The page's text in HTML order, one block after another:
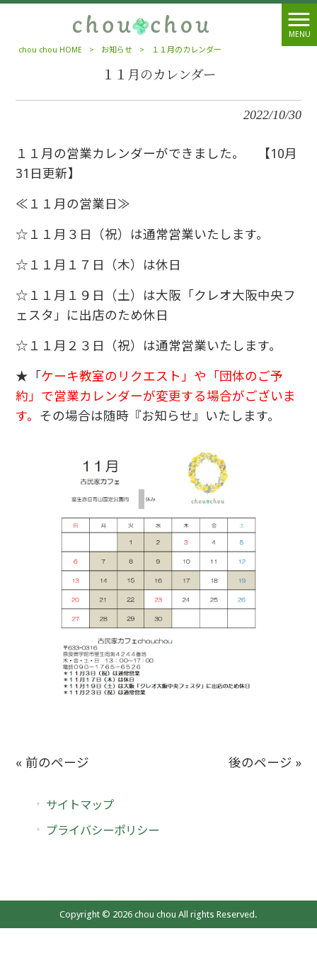
MENU
chou chou HOME
> お知らせ > １１月のカレンダー
１１月のカレンダー
2022/10/30
１１月の営業カレンダーができました。 【10月
31日更新】
≪１１月の営業日≫
☆１１月３日（祝）は通常営業いたします。
☆１１月１７日（木）は休日
☆１１月１９日（土）は大阪「クレオ大阪中央フ
ェスタ」に出店のため休日
☆１１月２３日（祝）は通常営業いたします。
★「 ケーキ教室のリクエスト」や「団体のご予
約」で営業カレンダーが変更する場合がございま
す。 その場合は随時『お知らせ』いたします。
« 前のページ 後のページ »
サイトマップ
プライバシーポリシー
Copyright © 2026 chou chou All rights Reserved.